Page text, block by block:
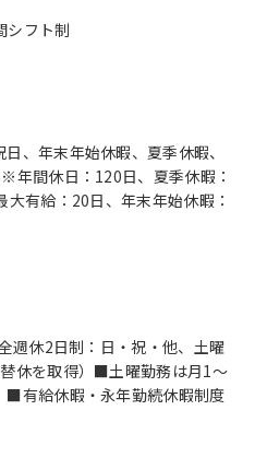
シフト制
、年末年始休暇、夏季休暇、
年間休日：120日、夏季休暇：
有給：20日、年末年始休暇：
休2日制：日・祝・他、土曜
休を取得）■土曜勤務は月1～
■有給休暇・永年勤続休暇制度